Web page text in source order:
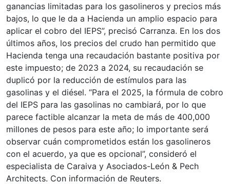
ganancias limitadas para los gasolineros y precios más
bajos, lo que le da a Hacienda un amplio espacio para
aplicar el cobro del IEPS”, precisó Carranza. En los dos
últimos años, los precios del crudo han permitido que
Hacienda tenga una recaudación bastante positiva por
este impuesto; de 2023 a 2024, su recaudación se
duplicó por la reducción de estímulos para las
gasolinas y el diésel. “Para el 2025, la fórmula de cobro
del IEPS para las gasolinas no cambiará, por lo que
parece factible alcanzar la meta de más de 400,000
millones de pesos para este año; lo importante será
observar cuán comprometidos están los gasolineros
con el acuerdo, ya que es opcional”, consideró el
especialista de Caraiva y Asociados-León & Pech
Architects. Con información de Reuters.